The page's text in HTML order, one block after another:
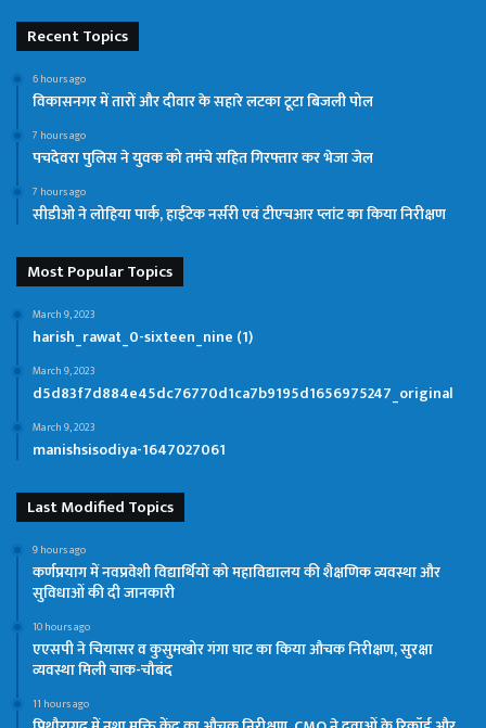
Recent Topics
6 hours ago
विकासनगर में तारों और दीवार के सहारे लटका टूटा बिजली पोल
7 hours ago
पचदेवरा पुलिस ने युवक को तमंचे सहित गिरफ्तार कर भेजा जेल
7 hours ago
सीडीओ ने लोहिया पार्क, हाईटेक नर्सरी एवं टीएचआर प्लांट का किया निरीक्षण
Most Popular Topics
March 9, 2023
harish_rawat_0-sixteen_nine (1)
March 9, 2023
d5d83f7d884e45dc76770d1ca7b9195d1656975247_original
March 9, 2023
manishsisodiya-1647027061
Last Modified Topics
9 hours ago
कर्णप्रयाग में नवप्रवेशी विद्यार्थियों को महाविद्यालय की शैक्षणिक व्यवस्था और
सुविधाओं की दी जानकारी
10 hours ago
एएसपी ने चियासर व कुसुमखोर गंगा घाट का किया औचक निरीक्षण, सुरक्षा
व्यवस्था मिली चाक-चौबंद
11 hours ago